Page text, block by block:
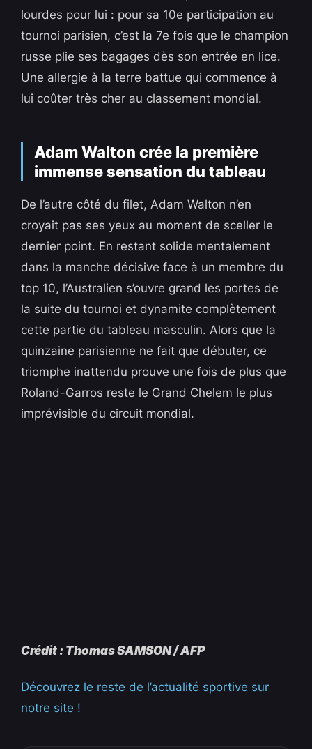
lourdes pour lui : pour sa 10e participation au
tournoi parisien, c’est la 7e fois que le champion
russe plie ses bagages dès son entrée en lice.
Une allergie à la terre battue qui commence à
lui coûter très cher au classement mondial.
Adam Walton crée la première
immense sensation du tableau
De l’autre côté du filet, Adam Walton n’en
croyait pas ses yeux au moment de sceller le
dernier point. En restant solide mentalement
dans la manche décisive face à un membre du
top 10, l’Australien s’ouvre grand les portes de
la suite du tournoi et dynamite complètement
cette partie du tableau masculin. Alors que la
quinzaine parisienne ne fait que débuter, ce
triomphe inattendu prouve une fois de plus que
Roland-Garros reste le Grand Chelem le plus
imprévisible du circuit mondial.
Crédit : Thomas SAMSON / AFP
Découvrez le reste de l’actualité sportive sur
notre site !